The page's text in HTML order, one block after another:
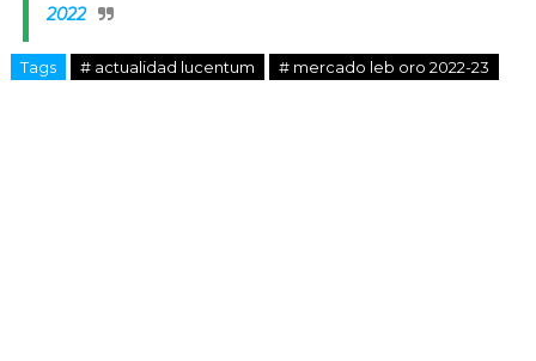
2022
Tags # actualidad lucentum # mercado leb oro 2022-23